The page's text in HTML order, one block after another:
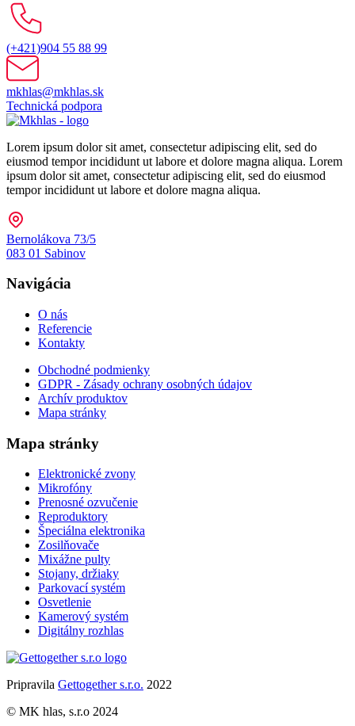
(+421)904 55 88 99
mkhlas@mkhlas.sk
Technická podpora
Lorem ipsum dolor sit amet, consectetur adipiscing elit, sed do
eiusmod tempor incididunt ut labore et dolore magna aliqua. Lorem
ipsum dolor sit amet, consectetur adipiscing elit, sed do eiusmod
tempor incididunt ut labore et dolore magna aliqua.
Bernolákova 73/5
083 01 Sabinov
Navigácia
O nás
Referencie
Kontakty
Obchodné podmienky
GDPR - Zásady ochrany osobných údajov
Archív produktov
Mapa stránky
Mapa stránky
Elektronické zvony
Mikrofóny
Prenosné ozvučenie
Reproduktory
Špeciálna elektronika
Zosilňovače
Mixážne pulty
Stojany, držiaky
Parkovací systém
Osvetlenie
Kamerový systém
Digitálny rozhlas
Pripravila Gettogether s.r.o. 2022
© MK hlas, s.r.o 2024